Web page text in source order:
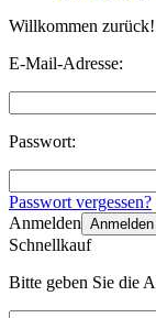
Willkommen zurück!
E-Mail-Adresse:
Passwort:
Passwort vergessen?
Anmelden Anmelden
Schnellkauf
Bitte geben Sie die